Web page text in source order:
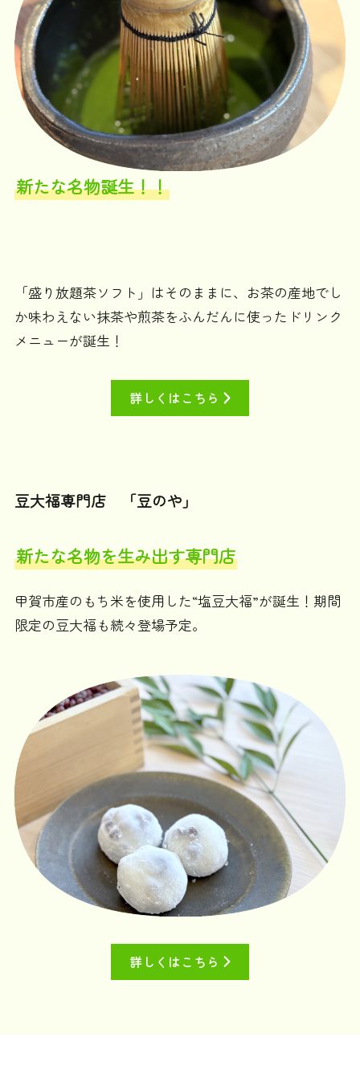
新たな名物誕生！！
「盛り放題茶ソフト」はそのままに、お茶の産地でし
か味わえない抹茶や煎茶をふんだんに使ったドリンク
メニューが誕生！
詳しくはこちら
豆大福専門店 「豆のや」
新たな名物を生み出す専門店
甲賀市産のもち米を使用した“塩豆大福”が誕生！期間
限定の豆大福も続々登場予定。
詳しくはこちら